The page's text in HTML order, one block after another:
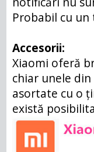
Probabil cu
Accesorii:
Xiaomi oferă
chiar unele
asortate cu o
există